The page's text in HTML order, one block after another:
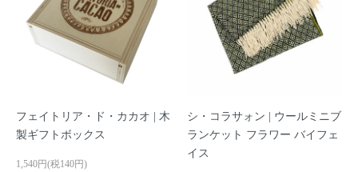
フェイトリア・ド・カカオ | 木
製ギフトボックス
1,540円(税140円)
シ・コラサォン | ウールミニブ
ランケット フラワー バイフェ
イス